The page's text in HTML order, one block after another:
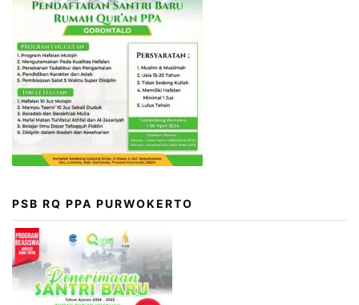
PSB RQ PPA PURWOKERTO